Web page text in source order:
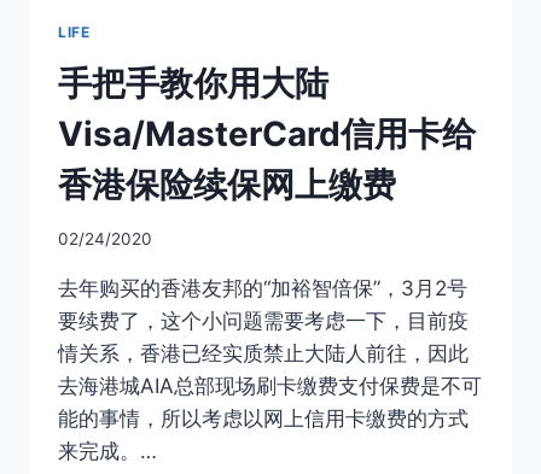
信
用
缴
费
的
个
享
LIFE
手把手教你用大陆
Visa/MasterCard信用卡给
香港保险续保网上缴费
02/24/2020
去年购买的香港友邦的“加裕智倍保”，3月2号
要续费了，这个小问题需要考虑一下，目前疫
情关系，香港已经实质禁止大陆人前往，因此
去海港城AIA总部现场刷卡缴费支付保费是不可
能的事情，所以考虑以网上信用卡缴费的方式
来完成。…